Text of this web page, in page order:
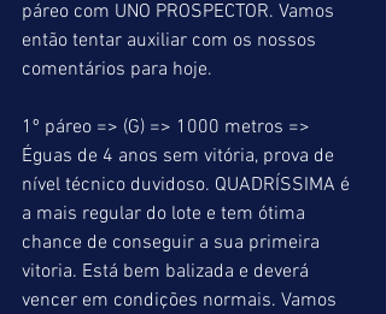
páreo com UNO PROSPECTOR. Vamos
então tentar auxiliar com os nossos
comentários para hoje.
1º páreo => (G) => 1000 metros =>
Éguas de 4 anos sem vitória, prova de
nível técnico duvidoso. QUADRÍSSIMA é
a mais regular do lote e tem ótima
chance de conseguir a sua primeira
vitoria. Está bem balizada e deverá
vencer em condições normais. Vamos